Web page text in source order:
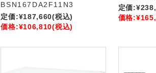
BSN167DA2F11N3
定価:¥187,660(税込)
価格:¥106,810(税込)
定価:
価格: